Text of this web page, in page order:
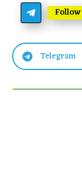
Follow
 Telegram